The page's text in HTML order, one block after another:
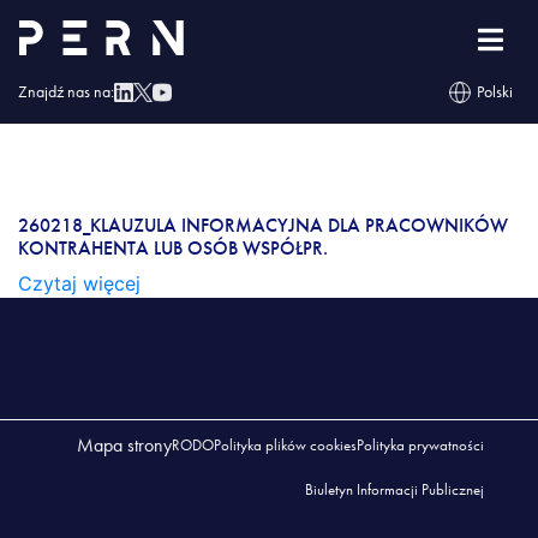
Znajdź nas na: Polski
260218_KLAUZULA INFORMACYJNA DLA
PRACOWNIKÓW KONTRAHENTA LUB OSÓB
260218_KLAUZULA INFORMACYJNA DLA
260218_KLAUZULA INFORMACYJNA DLA PRACOWNIKÓW
KONTRAHENTA LUB OSÓB WSPÓŁPR.
Czytaj więcej
Mapa stronyRODOPolityka plików cookiesPolityka prywatności
Biuletyn Informacji Publicznej